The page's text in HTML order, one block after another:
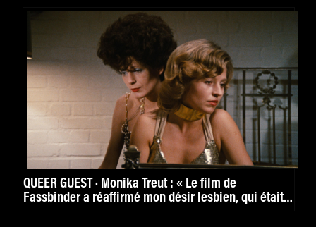
QUEER GUEST · Monika Treut : « Le film de
Fassbinder a réaffirmé mon désir lesbien, qui était